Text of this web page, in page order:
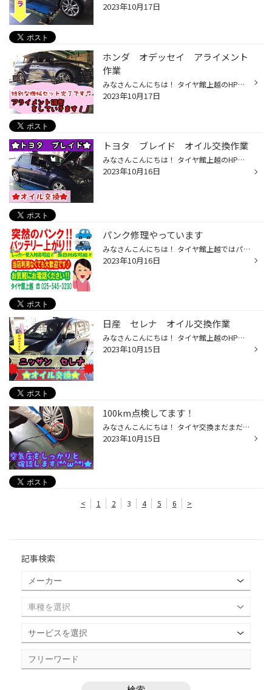
2023年10月17日
ホンダ オデッセイ アライメント
作業
みなさんこんにちは！ タイヤ館上越のHPをご覧頂き ありがとうございます！ 今回はアライメント調整をご紹介します！ まずはターゲットを車にセットしていきます！ このターゲットがタイヤの角度などを機械に伝える役割をしています！ ターゲットがセットできたので測定していきます！ 測定結果を元...
2023年10月17日
トヨタ ブレイド オイル交換作業
みなさんこんにちは！ タイヤ館上越のHPをご覧頂き ありがとうございます♪ 本日紹介する作業はこちら(*^ω^*) 【トヨタ★ブレイド】の オイル交換作業です(*^ω^*)★ さっそくオイル交換の作業を 見ていきますよ〜♬♬♬ まず、ボンネット内の点検をして いきます★今回のお車は全て良好 でした(๑>◡<๑)♬♬♬ ...
2023年10月16日
パンク修理やっています
みなさんこんにちは！ タイヤ館上越ではパンク修理も 承っております！ ↓↓↓↓タイヤ館上越へ電話は下記番号をタップ↓↓↓↓ 025-545-3230 今回はパンク修理をご紹介します さっそく作業していきます！ まずは穴あけを行いひろげていきます 内側も目視で確認できるくらいの大きさにします 裏面に開けた穴...
2023年10月16日
日産 セレナ オイル交換作業
みなさんこんにちは！ タイヤ館上越のHPをご覧頂き ありがとうございます！ 今回は日産セレナのオイル交換です！ 今回のお車はオイル減り症状が見られました！ なので今回入れるオイルはデュアルサポートです！今回は下抜きしていきます！ デュアルサポートを規定量入れていきます！ デュアルサポー...
2023年10月15日
100km点検してます！
みなさんこんにちは！ タイヤ交換まだまだご予約 たくさんいただいてますが、 当店では、当店でタイヤ交換を された方には、100キロくらい 走られた頃に１００キロ点検を 行っています(*≧∀≦*)♬♬ 空気の減りを確認します★★ 減っていた場合には、基準値 に空気を入れていきます★★ 今回のお車は減りな...
2023年10月15日
< 1 2 3 4 5 6 >
記事検索